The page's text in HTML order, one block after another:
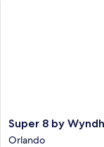
Super
8
Super 8 by
Orlando